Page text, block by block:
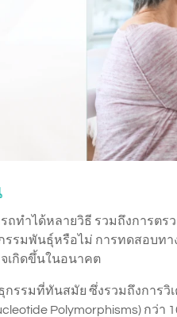
ถทำได้หลายวิธี รวมถึงการต
รรมพันธุ์หรือไม่ การทดสอบท
เกิดขึ้นในอนาคต
กรรมที่ทันสมัย ซึ่งรวมถึงการ
Polymorphisms) กว่า